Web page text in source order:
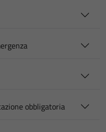
obbligatoria